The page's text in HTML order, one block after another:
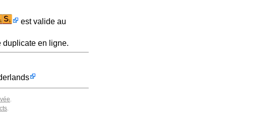
est valide au
duplicate en ligne.
.
.